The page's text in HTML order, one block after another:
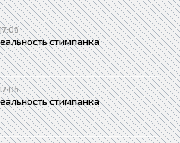
стимпанка
стимпанка